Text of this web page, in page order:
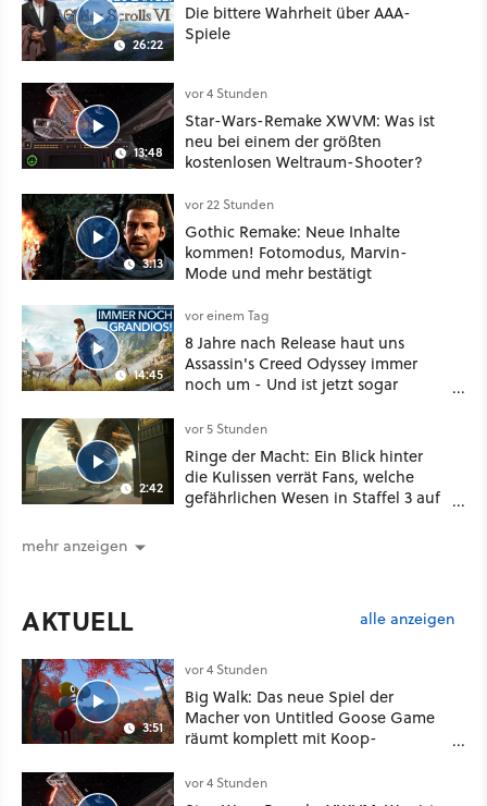
26:22
Die bittere Wahrheit über AAA-
Spiele
13:48
vor 4 Stunden
Star-Wars-Remake XWVM: Was ist
neu bei einem der größten
kostenlosen Weltraum-Shooter?
3:13
vor 22 Stunden
Gothic Remake: Neue Inhalte
kommen! Fotomodus, Marvin-
Mode und mehr bestätigt
14:45
vor einem Tag
8 Jahre nach Release haut uns
Assassin's Creed Odyssey immer
noch um - Und ist jetzt sogar
2:42
vor 5 Stunden
Ringe der Macht: Ein Blick hinter
die Kulissen verrät Fans, welche
gefährlichen Wesen in Staffel 3 auf
mehr anzeigen
AKTUELL alle anzeigen
3:51
vor 4 Stunden
Big Walk: Das neue Spiel der
Macher von Untitled Goose Game
räumt komplett mit Koop-
vor 4 Stunden